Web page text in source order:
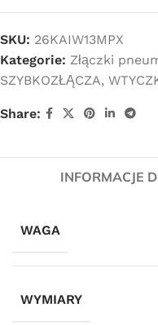
SKU: 26KAIW13MPX
Kategorie: Złączki
SZYBKOZŁĄCZA,
Share:
INFORMACJE
WAGA
WYMIARY